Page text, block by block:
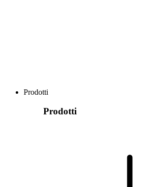
Prodotti
Prodotti